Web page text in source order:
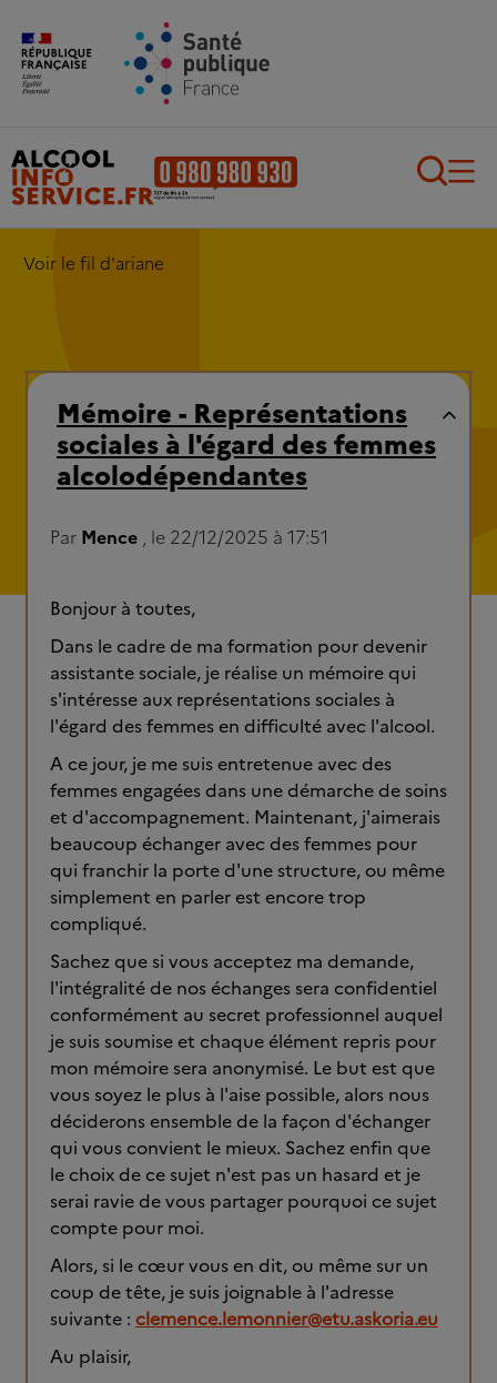
Aller au contenu principal
Voir le fil d'ariane
Mémoire - Représentations
sociales à l'égard des femmes
alcolodépendantes
Par Mence , le 22/12/2025 à 17:51
Bonjour à toutes,
Dans le cadre de ma formation pour devenir
assistante sociale, je réalise un mémoire qui
s'intéresse aux représentations sociales à
l'égard des femmes en difficulté avec l'alcool.
A ce jour, je me suis entretenue avec des
femmes engagées dans une démarche de soins
et d'accompagnement. Maintenant, j'aimerais
beaucoup échanger avec des femmes pour
qui franchir la porte d'une structure, ou même
simplement en parler est encore trop
compliqué.
Sachez que si vous acceptez ma demande,
l'intégralité de nos échanges sera confidentiel
conformément au secret professionnel auquel
je suis soumise et chaque élément repris pour
mon mémoire sera anonymisé. Le but est que
vous soyez le plus à l'aise possible, alors nous
déciderons ensemble de la façon d'échanger
qui vous convient le mieux. Sachez enfin que
le choix de ce sujet n'est pas un hasard et je
serai ravie de vous partager pourquoi ce sujet
compte pour moi.
Alors, si le cœur vous en dit, ou même sur un
coup de tête, je suis joignable à l'adresse
suivante : clemence.lemonnier@etu.askoria.eu
Au plaisir,